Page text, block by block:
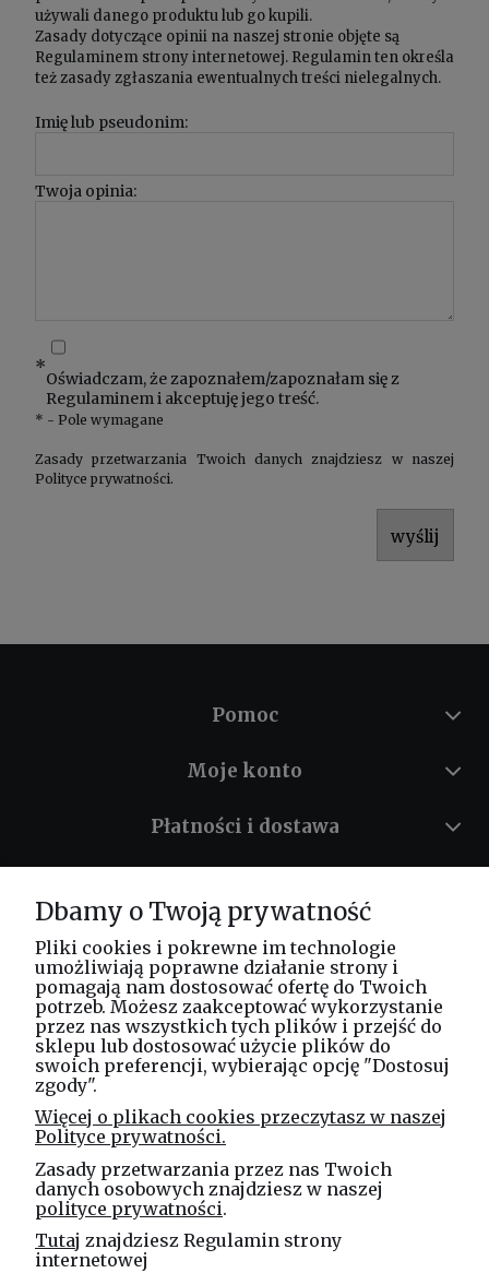
używali danego produktu lub go kupili.
Zasady dotyczące opinii na naszej stronie objęte są
Regulaminem strony internetowej. Regulamin ten określa
też zasady zgłaszania ewentualnych treści nielegalnych.
Imię lub pseudonim:
Twoja opinia:
*
Oświadczam, że zapoznałem/zapoznałam się z
Regulaminemi akceptuję jego treść.
* - Pole wymagane
Zasady przetwarzania Twoich danych znajdziesz w naszej
Polityce prywatności.
wyślij
Pomoc
Moje konto
Płatności i dostawa
O nas
Masz pytania? Zadzwoń!
tel. kom. 730 994 188
Spółka Jawna
ul. Technologiczna 44
35-213 Rzeszów
e-mail
sklep@elinea.com.pl
Dbamy o Twoją prywatność
Pliki cookies i pokrewne im technologie
umożliwiają poprawne działanie strony i
pomagają nam dostosować ofertę do Twoich
potrzeb. Możesz zaakceptować wykorzystanie
przez nas wszystkich tych plików i przejść do
sklepu lub dostosować użycie plików do
swoich preferencji, wybierając opcję "Dostosuj
zgody".
Więcej o plikach cookies przeczytasz w naszej
Polityce prywatności.
Zasady przetwarzania przez nas Twoich
danych osobowych znajdziesz w naszej
polityce prywatności.
Tutaj znajdziesz Regulamin strony
internetowej